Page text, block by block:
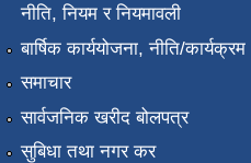
नीति, नियम र नियमावली
बार्षिक कार्ययोजना, नीति/कार्यक्रम
समाचार
सार्वजनिक खरीद बोलपत्र
सुबिधा तथा नगर कर